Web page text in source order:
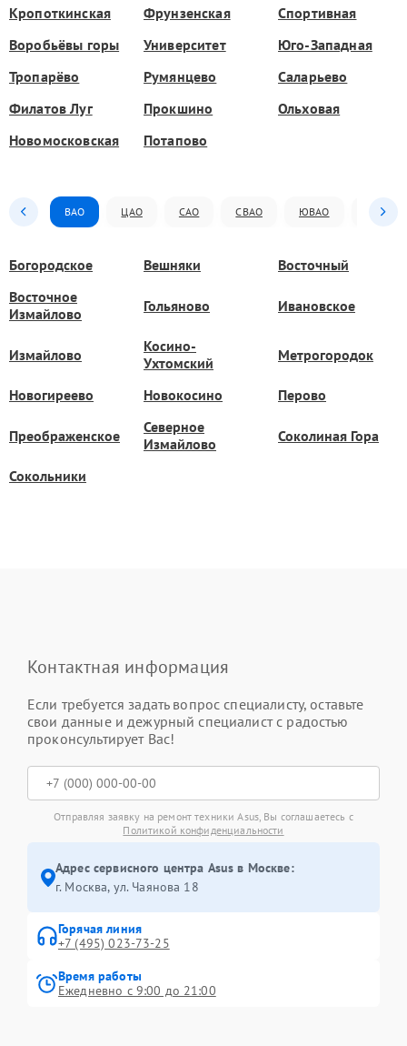
Кропоткинская Фрунзенская
Спортивная
Воробьёвы горы
Университет
Юго-Западная
Тропарёво
Румянцево
Саларьево
Филатов Луг
Прокшино
Ольховая
Новомосковская
Потапово
ВАО ЦАО САО СВАО ЮВАО ЮАО
Богородское Вешняки
Восточный
Восточное
Измайлово
Гольяново Ивановское
Измайлово
Косино-
Ухтомский
Метрогородок
Новогиреево Новокосино Перово
Преображенское
Северное
Измайлово
Соколиная Гора
Сокольники
Контактная информация
Если требуется задать вопрос специалисту, оставьте
свои данные и дежурный специалист с радостью
проконсультирует Вас!
Отправляя заявку на ремонт техники Asus, Вы соглашаетесь с
Политикой конфиденциальности
Адрес сервисного центра Asus в Москве:
г. Москва, ул. Чаянова 18
Горячая линия
+7 (495) 023-73-25
Время работы
Ежедневно с 9:00 до 21:00